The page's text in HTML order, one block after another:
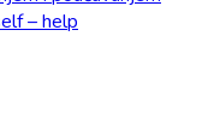
– help